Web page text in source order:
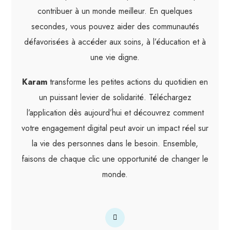
contribuer à un monde meilleur. En quelques
secondes, vous pouvez aider des communautés
défavorisées à accéder aux soins, à l’éducation et à
une vie digne.
Karam transforme les petites actions du quotidien en
un puissant levier de solidarité. Téléchargez
l’application dès aujourd’hui et découvrez comment
votre engagement digital peut avoir un impact réel sur
la vie des personnes dans le besoin. Ensemble,
faisons de chaque clic une opportunité de changer le
monde.